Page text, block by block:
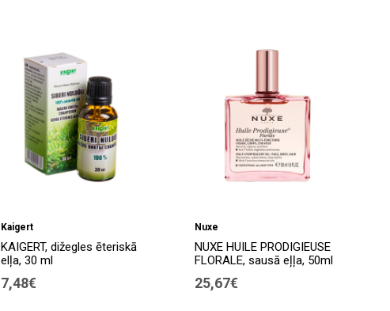
Kaigert
KAIGERT, dižegles ēteriskā
elļa, 30 ml
7,48€
Nuxe
NUXE HUILE PRODIGIEUSE
FLORALE, sausā eļļa, 50ml
25,67€